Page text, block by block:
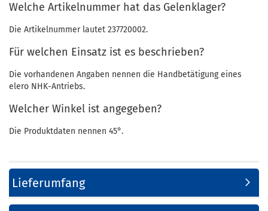
Welche Artikelnummer hat das Gelenklager?
Die Artikelnummer lautet 237720002.
Für welchen Einsatz ist es beschrieben?
Die vorhandenen Angaben nennen die Handbetätigung eines
elero NHK-Antriebs.
Welcher Winkel ist angegeben?
Die Produktdaten nennen 45°.
Lieferumfang